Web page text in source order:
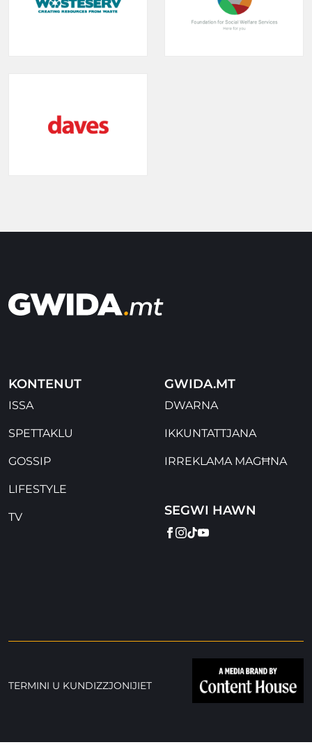
KONTENUT
ISSA
SPETTAKLU
GOSSIP
LIFESTYLE
TV
GWIDA.MT
DWARNA
IKKUNTATTJANA
IRREKLAMA MAGĦNA
SEGWI HAWN
FACEBOOK
INSTAGRAM
TIKTOK
YOUTUBE
TERMINI U KUNDIZZJONIJIET